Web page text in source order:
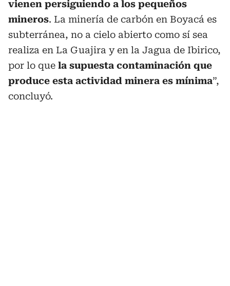
vienen persiguiendo a los pequeños
mineros. La minería de carbón en Boyacá es
subterránea, no a cielo abierto como sí sea
realiza en La Guajira y en la Jagua de Ibirico,
por lo que la supuesta contaminación que
produce esta actividad minera es mínima”,
concluyó.